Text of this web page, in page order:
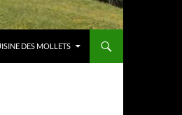
DES MOLLETS